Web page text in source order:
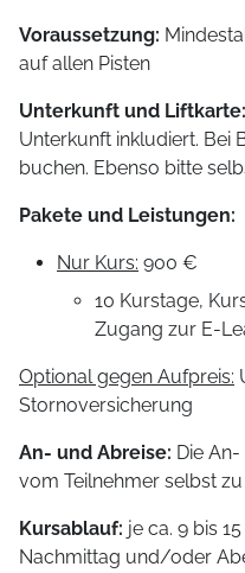
Voraussetzung:
auf allen Pisten
Unterkunft und Liftkarte:
Unterkunft inkludiert. Bei
buchen. Ebenso bitte
Pakete und Leistungen:
Nur Kurs: 900 €
10 Kurstage,
Zugang zur E-
Optional gegen Aufpreis:
Stornoversicherung
An- und Abreise: Die
vom Teilnehmer selbst
Kursablauf: je ca. 9 bis
Nachmittag und/oder